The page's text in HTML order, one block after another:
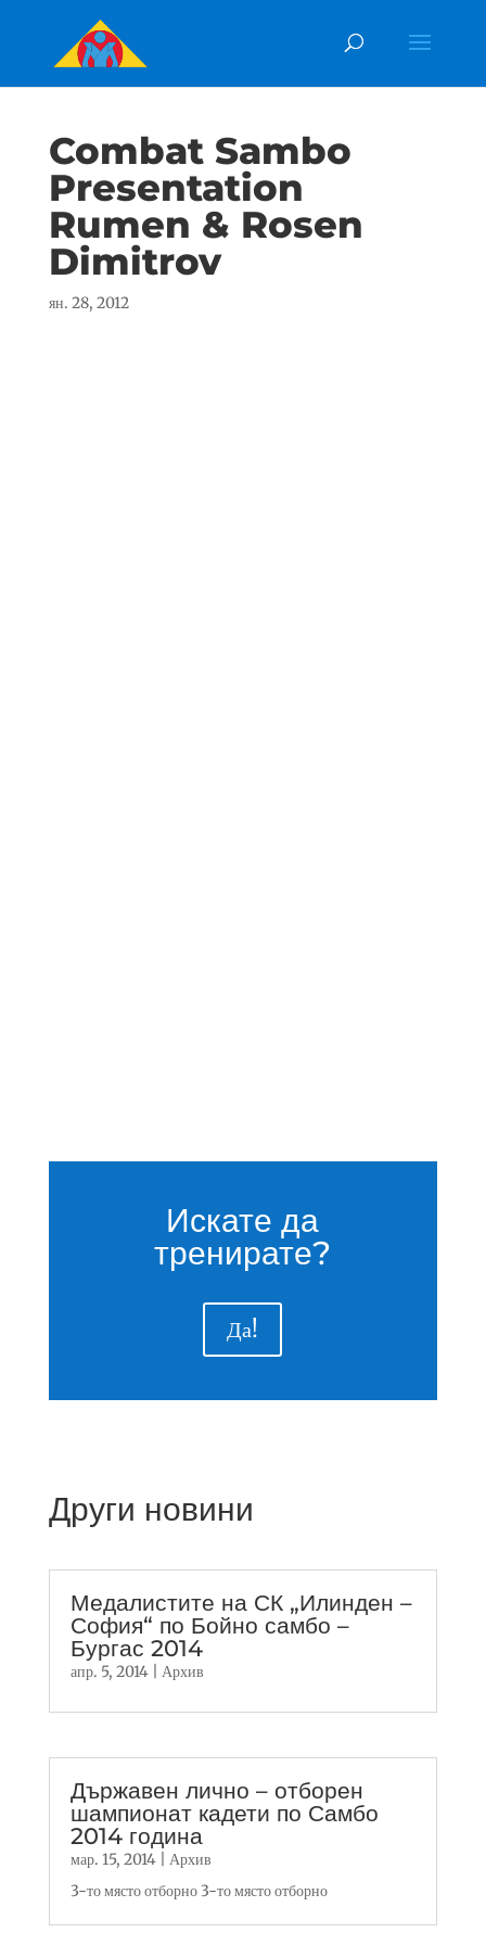
Combat Sambo
Presentation
Rumen & Rosen
Dimitrov
ян. 28, 2012
Искате да
тренирате?
Да!
Други новини
Медалистите на СК „Илинден –
София“ по Бойно самбо –
Бургас 2014
апр. 5, 2014| Архив
Държавен лично – отборен
шампионат кадети по Самбо
2014 година
мар. 15, 2014| Архив
3-то място отборно 3-то място отборно